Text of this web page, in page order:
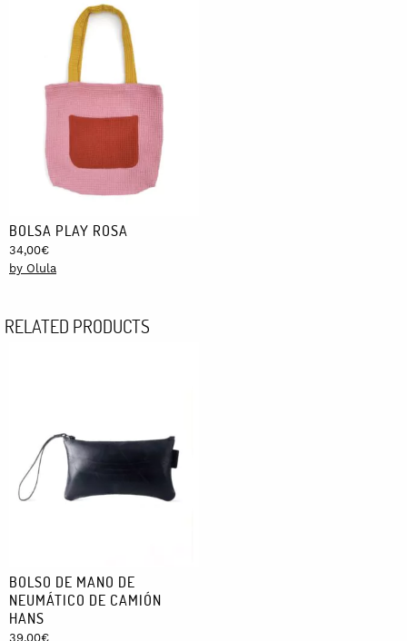
BOLSA PLAY ROSA
34,00€
by Olula
RELATED PRODUCTS
BOLSO DE MANO DE
NEUMÁTICO DE CAMIÓN
HANS
39,00€